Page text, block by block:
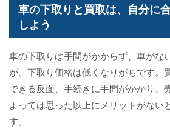
車の下取りと買取は、自分に
しよう
車の下取りは手間がかからず、車がな
が、下取り価格は低くなりがちです。
できる反面、手続きに手間がかかり、
よっては思った以上にメリットがない
す。